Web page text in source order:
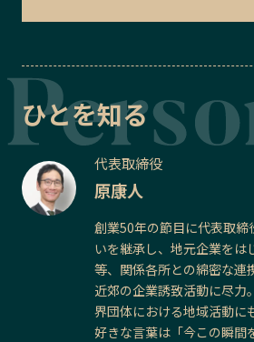
ひとを知る
代表取締役
原康人
創業50年の節目に代表取締
いを継承し、地元企業をは
等、関係各所との綿密な連
近郊の企業誘致活動に尽力
界団体における地域活動に
好きな言葉は「今この瞬間